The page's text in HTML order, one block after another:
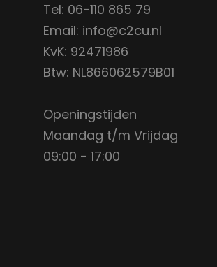
Tel: 06-110 865 79
Email: info@c2cu.nl
KvK: 92471986
Btw: NL866062579B01
Openingstijden
Maandag t/m Vrijdag
09:00 - 17:00